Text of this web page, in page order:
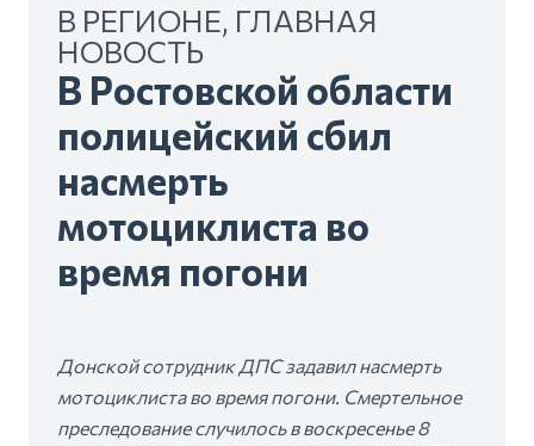
В РЕГИОНЕ, ГЛАВНАЯ
НОВОСТЬ
В Ростовской области
полицейский сбил
насмерть
мотоциклиста во
время погони
Донской сотрудник ДПС задавил насмерть
мотоциклиста во время погони. Смертельное
преследование случилось в воскресенье 8